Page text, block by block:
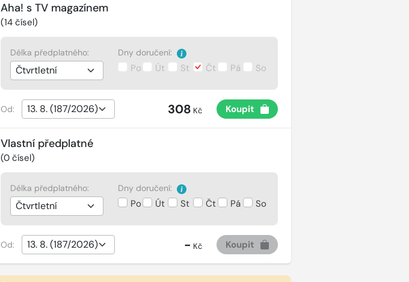
Aha! s TV magazínem
(14čísel)
Délka předplatného: Dny doručení:
Po Út St Čt Pá So
Od: 308 Kč Koupit
Vlastní předplatné
(0čísel)
Délka předplatného: Dny doručení:
Po Út St Čt Pá So
Od: - Kč Koupit